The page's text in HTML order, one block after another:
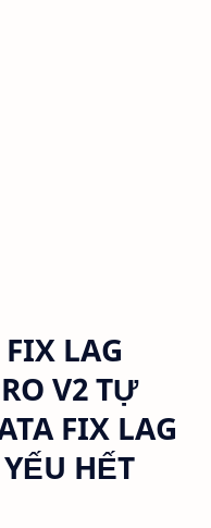
LAG
V2 TỰ
FIX LAG
HẾT